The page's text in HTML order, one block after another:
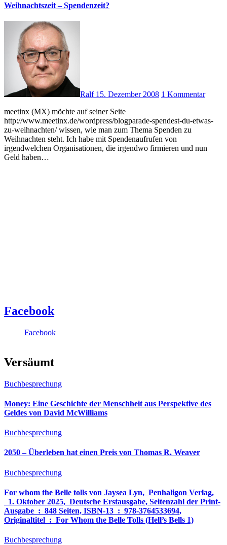
Weihnachtszeit – Spendenzeit?
Ralf 15. Dezember 2008 1 Kommentar
meetinx (MX) möchte auf seiner Seite
http://www.meetinx.de/wordpress/blogparade-spendest-du-etwas-
zu-weihnachten/ wissen, wie man zum Thema Spenden zu
Weihnachten steht. Ich habe mit Spendenaufrufen von
irgendwelchen Organisationen, die irgendwo firmieren und nun
Geld haben…
Facebook
Facebook
Versäumt
Buchbesprechung
Money: Eine Geschichte der Menschheit aus Perspektive des
Geldes von David McWilliams
Buchbesprechung
2050 – Überleben hat einen Preis von Thomas R. Weaver
Buchbesprechung
For whom the Belle tolls von Jaysea Lyn, ‎ Penhaligon Verlag,
‎ 1. Oktober 2025, ‎ Deutsche Erstausgabe, Seitenzahl der Print-
Ausgabe ‏ : ‎ 848 Seiten, ISBN-13 ‏ : ‎ 978-3764533694,
Originaltitel ‏ : ‎ For Whom the Belle Tolls (Hell’s Bells 1)
Buchbesprechung